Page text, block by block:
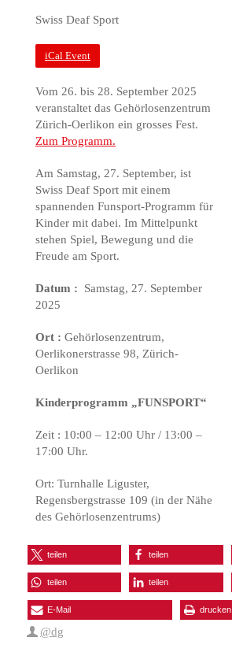
Vom 26. bis 28. September 2025
veranstaltet das Gehörlosenzentrum
Zürich-Oerlikon ein grosses Fest.
Zum Programm.
Am Samstag, 27. September, ist
Swiss Deaf Sport mit einem
spannenden Funsport-Programm für
Kinder mit dabei. Im Mittelpunkt
stehen Spiel, Bewegung und die
Freude am Sport.
Datum : Samstag, 27. September
2025
Ort : Gehörlosenzentrum,
Oerlikonerstrasse 98, Zürich-
Oerlikon
Kinderprogramm „FUNSPORT“
Zeit : 10:00 – 12:00 Uhr / 13:00 –
17:00 Uhr.
Ort: Turnhalle Liguster,
Regensbergstrasse 109 (in der Nähe
des Gehörlosenzentrums)
Swiss Deaf Sport
iCal Event
teilen teilen
teilen teilen
E-Mail drucken
@dg